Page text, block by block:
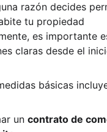
razón decides
tu propiedad
es importante
claras desde el
básicas
un contrato de